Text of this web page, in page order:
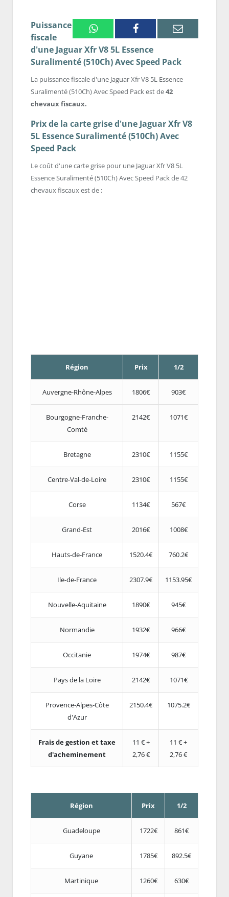
WhatsappFacebook Email
Puissance
fiscale
d'une Jaguar Xfr V8 5L Essence
Suralimenté (510Ch) Avec Speed Pack
La puissance fiscale d'une Jaguar Xfr V8 5L Essence
Suralimenté (510Ch) Avec Speed Pack est de42
chevaux fiscaux.
Prix de la carte grise d'une Jaguar Xfr V8
5L Essence Suralimenté (510Ch) Avec
Speed Pack
Le coût d'une carte grise pour une Jaguar Xfr V8 5L
Essence Suralimenté (510Ch) Avec Speed Pack de 42
chevaux fiscaux est de :
Région Prix 1/2
Auvergne-Rhône-Alpes 1806€ 903€
Bourgogne-Franche-
Comté
2142€ 1071€
Bretagne 2310€ 1155€
Centre-Val-de-Loire 2310€ 1155€
Corse 1134€ 567€
Grand-Est 2016€ 1008€
Hauts-de-France 1520.4€ 760.2€
Ile-de-France 2307.9€ 1153.95€
Nouvelle-Aquitaine 1890€ 945€
Normandie 1932€ 966€
Occitanie 1974€ 987€
Pays de la Loire 2142€ 1071€
Provence-Alpes-Côte
d'Azur
2150.4€ 1075.2€
Frais de gestion et taxe
d'acheminement
11 € +
2,76 €
11 € +
2,76 €
Région Prix 1/2
Guadeloupe 1722€ 861€
Guyane 1785€ 892.5€
Martinique 1260€ 630€